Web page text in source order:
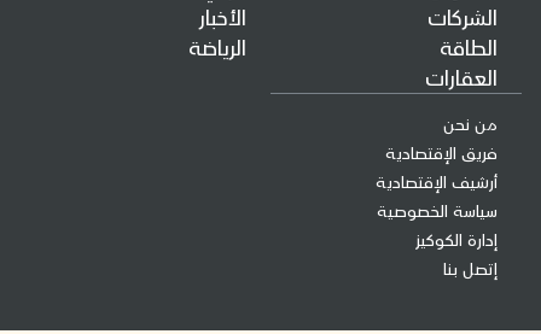
الشركات
الطاقة
العقارات
الأخبار
الرياضة
من نحن
فريق الإقتصادية
أرشيف الإقتصادية
سياسة الخصوصية
إدارة الكوكيز
إتصل بنا